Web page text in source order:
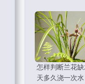
怎样判断兰花
天多久浇一次水